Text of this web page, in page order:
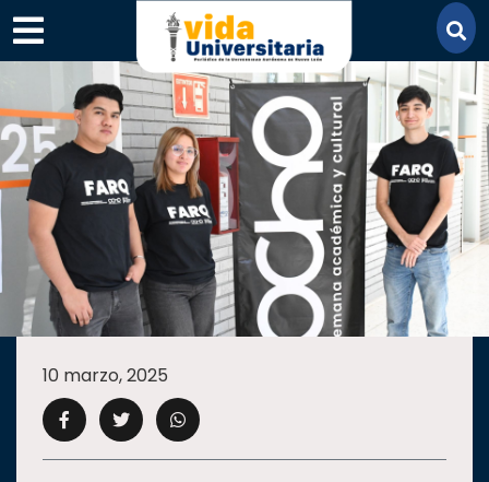
×
SECCIONES
ACADEMIA
CAMPUS UANL
10 marzo, 2025